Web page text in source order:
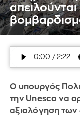
Ο υπουργός
την Unesco να
αξιολόγηση των